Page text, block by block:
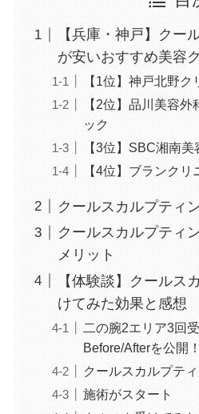
【兵庫・神戸】クー
が安いおすすめ美容
【1位】神戸北野ク
【2位】品川美容
ック
【3位】SBC湘南
【4位】ブランクリ
クールスカルプティ
クールスカルプティ
メリット
【体験談】クールス
けてみた効果と感想
二の腕2エリア3回
Before/Afterを公開！
クールスカルプテ
施術がスタート